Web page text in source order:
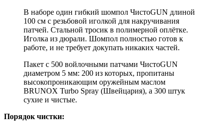
В наборе один гибкий шомпол ЧистоGUN длиной
100 см с резьбовой иголкой для накручивания
патчей. Стальной тросик в полимерной оплётке.
Иголка из дюрали. Шомпол полностью готов к
работе, и не требует докупать никаких частей.
Пакет с 500 войлочными патчами ЧистоGUN
диаметром 5 мм: 200 из которых, пропитаны
высокопроникающим оружейным маслом
BRUNOX Turbo Spray (Швейцария), а 300 штук
сухие и чистые.
Порядок чистки: